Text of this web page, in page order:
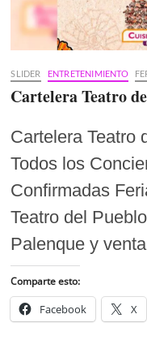
SLIDER ENTRETENIMIENTO
Cartelera Teatro
Cartelera Teatro
Todos los
Confirmadas
Teatro del
Palenque y
Comparte esto:
Facebook X